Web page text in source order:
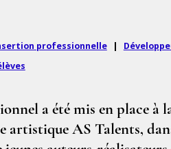
professionnelle |
a été mis en place à
artistique AS Talents,